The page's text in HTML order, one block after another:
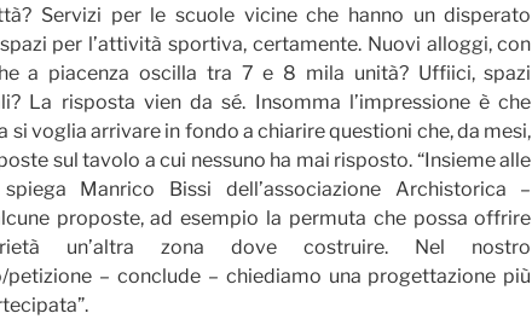
Servizi per le scuole vicine che hanno un disperato
per l’attività sportiva, certamente. Nuovi alloggi, con
a piacenza oscilla tra 7 e 8 mila unità? Uffiici, spazi
La risposta vien da sé. Insomma l’impressione è che
si voglia arrivare in fondo a chiarire questioni che, da mesi,
sul tavolo a cui nessuno ha mai risposto. “Insieme alle
Manrico Bissi dell’associazione Archistorica –
proposte, ad esempio la permuta che possa offrire
un’altra zona dove costruire. Nel nostro
petizione – conclude – chiediamo una progettazione più